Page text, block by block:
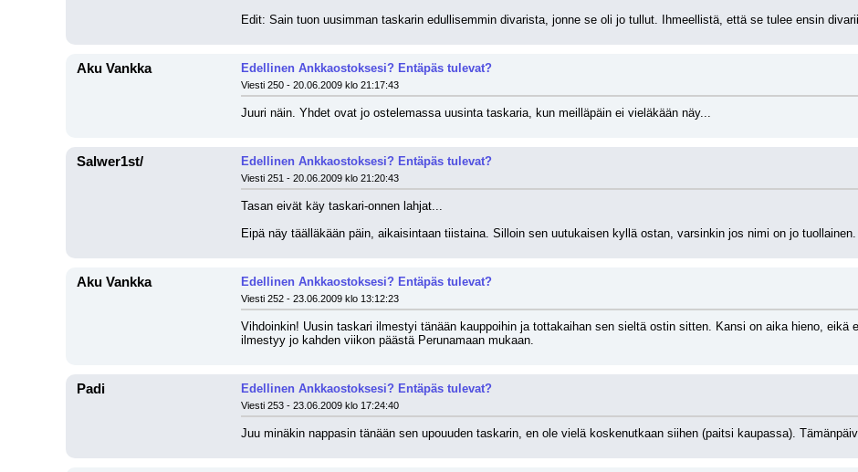
Edit: Sain tuon uusimman taskarin edullisemmin divarista, jonne se oli jo tullut. Ihmeellistä, että se tulee ensin
Aku Vankka Edellinen Ankkaostoksesi? Entäpäs tulevat?
Viesti 250 - 20.06.2009 klo 21:17:43
Juuri näin. Yhdet ovat jo ostelemassa uusinta taskaria, kun meilläpäin ei vieläkään näy...
Salwer1st/ Edellinen Ankkaostoksesi? Entäpäs tulevat?
Viesti 251 - 20.06.2009 klo 21:20:43
Tasan eivät käy taskari-onnen lahjat...
Eipä näy täälläkään päin, aikaisintaan tiistaina. Silloin sen uutukaisen kyllä ostan, varsinkin jos nimi on jo tuollainen.
Aku Vankka Edellinen Ankkaostoksesi? Entäpäs tulevat?
Viesti 252 - 23.06.2009 klo 13:12:23
Vihdoinkin! Uusin taskari ilmestyi tänään kauppoihin ja tottakaihan sen sieltä ostin sitten. Kansi on aika hieno, eikä
ilmestyy jo kahden viikon päästä Perunamaan mukaan.
Padi Edellinen Ankkaostoksesi? Entäpäs tulevat?
Viesti 253 - 23.06.2009 klo 17:24:40
Juu minäkin nappasin tänään sen upouuden taskarin, en ole vielä koskenutkaan siihen (paitsi kaupassa).